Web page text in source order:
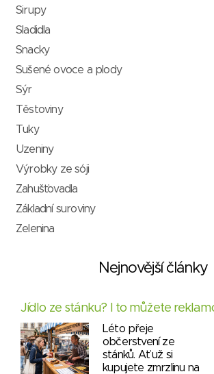
Sirupy
Sladidla
Snacky
Sušené ovoce a plody
Sýr
Těstoviny
Tuky
Uzeniny
Výrobky ze sóji
Zahušťovadla
Základní suroviny
Zelenina
Nejnovější články
Jídlo ze stánku? I to můžete
Léto přeje
občerstvení ze
stánků. Ať už si
kupujete zmrzlinu na